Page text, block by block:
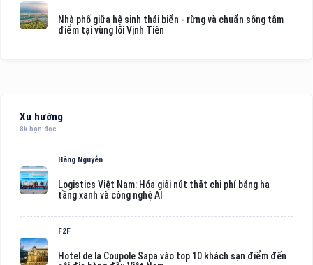
Nhà phố giữa hệ sinh thái biển - rừng và chuẩn sống tâm
điểm tại vùng lõi Vịnh Tiên
Xu hướng
8k bạn đọc
Hằng Nguyễn
Logistics Việt Nam: Hóa giải nút thắt chi phí bằng hạ
tầng xanh và công nghệ AI
F2F
Hotel de la Coupole Sapa vào top 10 khách sạn điểm đến